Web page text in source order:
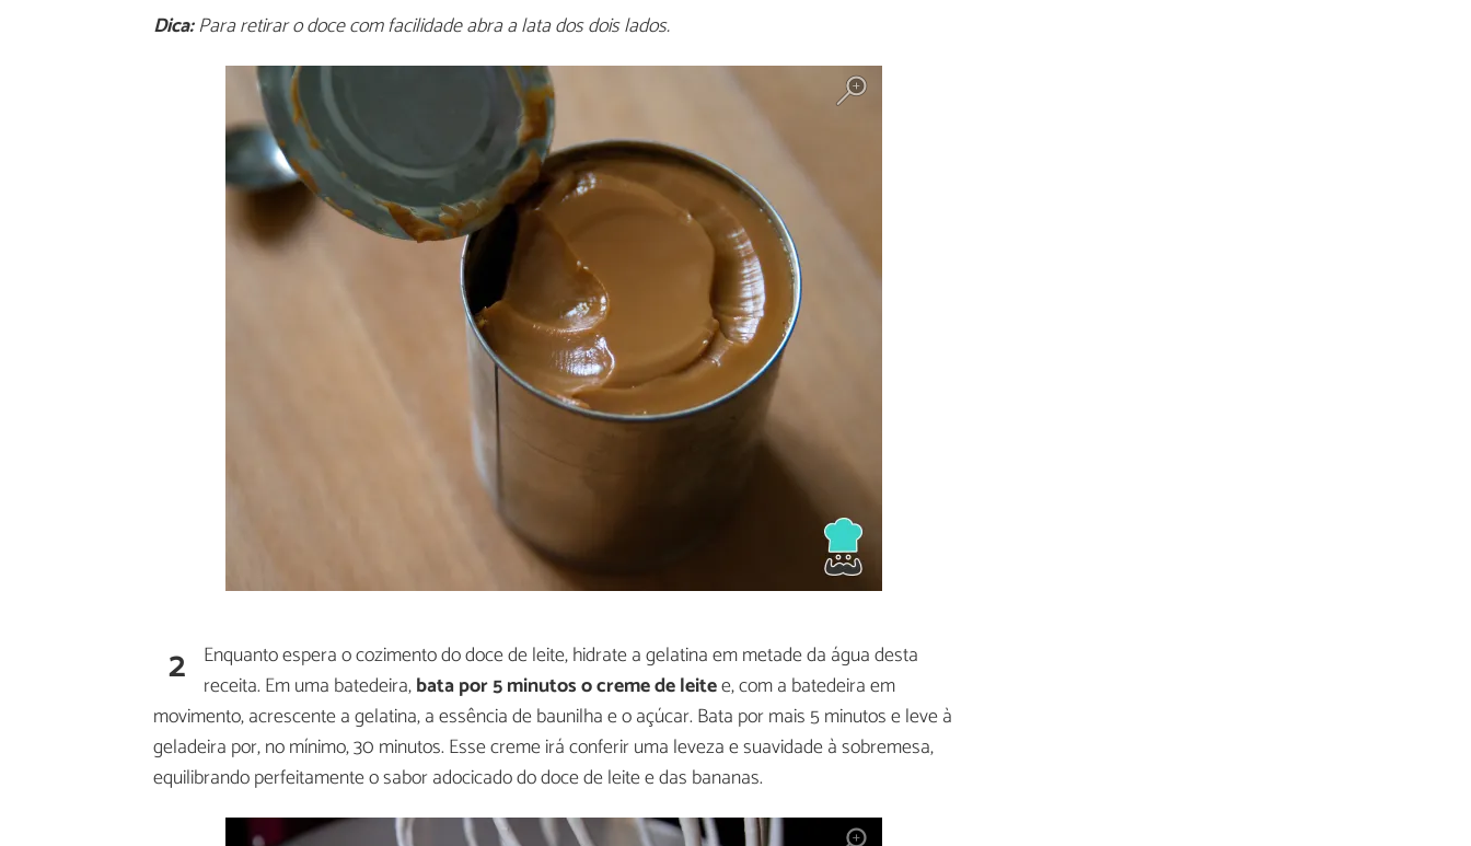
Dica:Para retirar o doce com facilidade abra a lata dos dois lados.
2 Enquanto espera o cozimento do doce de leite, hidrate a gelatina em metade da água desta
receita. Em uma batedeira,bata por 5 minutos o creme de leitee, com a batedeira em
movimento, acrescente a gelatina, a essência de baunilha e o açúcar. Bata por mais 5 minutos e leve à
geladeira por, no mínimo, 30 minutos. Esse creme irá conferir uma leveza e suavidade à sobremesa,
equilibrando perfeitamente o sabor adocicado do doce de leite e das bananas.